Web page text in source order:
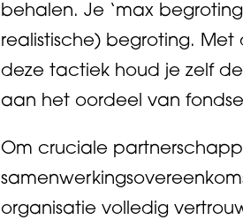
behalen. Je ‘max
realistische) begroting.
deze tactiek houd je zelf
aan het oordeel van
Om cruciale
organisatie volledig